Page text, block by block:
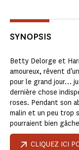
SYNOPSIS
Betty Delorge et
amoureux, rêvent
pour le grand jour…
dernière chose
roses. Pendant son
malin et un peu trop
pourraient bien
CLIQUEZ ICI